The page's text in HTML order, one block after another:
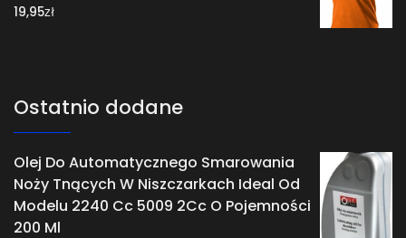
19,95zł
Ostatnio dodane
Olej Do Automatycznego Smarowania
Noży Tnących W Niszczarkach Ideal Od
Modelu 2240 Cc 5009 2Cc O Pojemności
200 Ml